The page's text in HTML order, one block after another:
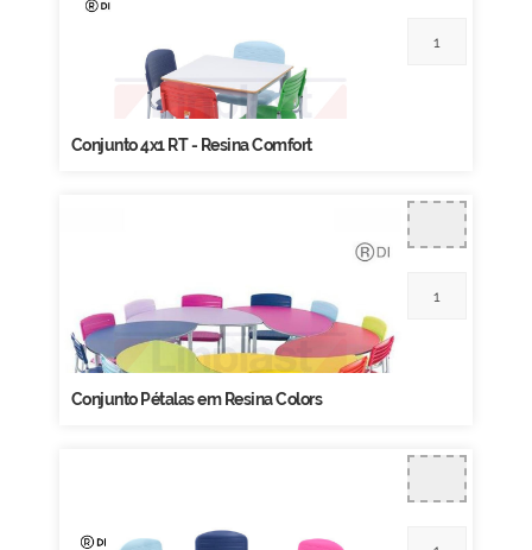
Conjunto 4x1 RT - Resina Comfort
Conjunto Pétalas em Resina Colors